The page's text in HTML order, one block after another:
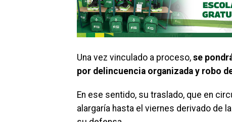
Una vez vinculado a proceso, se
por delincuencia organizada y robo
En ese sentido, su traslado, que en
alargaría hasta el viernes derivado de